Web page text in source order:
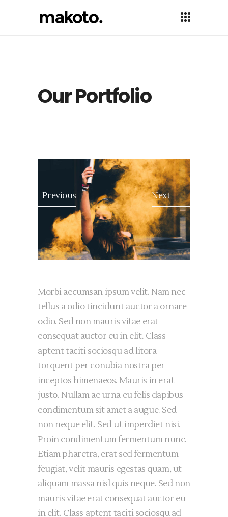
Our Portfolio
Previous Next
Morbi accumsan ipsum velit. Nam nec
tellus a odio tincidunt auctor a ornare
odio. Sed non mauris vitae erat
consequat auctor eu in elit. Class
aptent taciti sociosqu ad litora
torquent per conubia nostra per
inceptos himenaeos. Mauris in erat
justo. Nullam ac urna eu felis dapibus
condimentum sit amet a augue. Sed
non neque elit. Sed ut imperdiet nisi.
Proin condimentum fermentum nunc.
Etiam pharetra, erat sed fermentum
feugiat, velit mauris egestas quam, ut
aliquam massa nisl quis neque. Sed non
mauris vitae erat consequat auctor eu
in elit. Class aptent taciti sociosqu ad